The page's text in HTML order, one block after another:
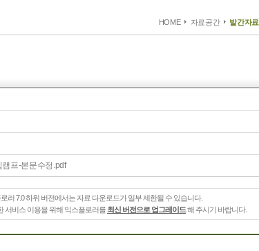
HOME 자료공간 발간자료
프-본문수정.pdf
러 7.0 하위 버전에서는 자료 다운로드가 일부 제한될 수 있습니다.
서비스 이용을 위해 익스플로러를 최신 버전으로 업그레이드해 주시기 바랍니다.